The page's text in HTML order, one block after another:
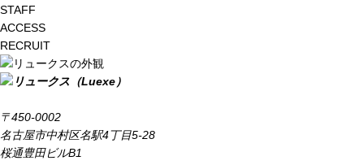
STAFF
ACCESS
RECRUIT
〒450-0002
名古屋市中村区名駅4丁目5-28
桜通豊田ビルB1